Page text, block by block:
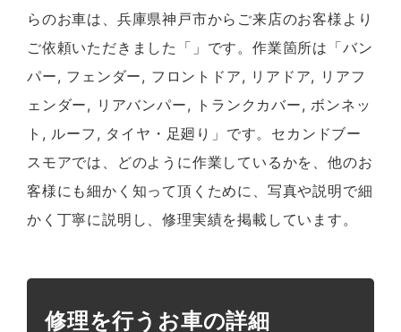
らのお車は、兵庫県神戸市からご来店のお客様より
ご依頼いただきました「」です。作業箇所は「バン
パー, フェンダー, フロントドア, リアドア, リアフ
ェンダー, リアバンパー, トランクカバー, ボンネッ
ト, ルーフ, タイヤ・足廻り」です。セカンドブー
スモアでは、どのように作業しているかを、他のお
客様にも細かく知って頂くために、写真や説明で細
かく丁寧に説明し、修理実績を掲載しています。
修理を行うお車の詳細